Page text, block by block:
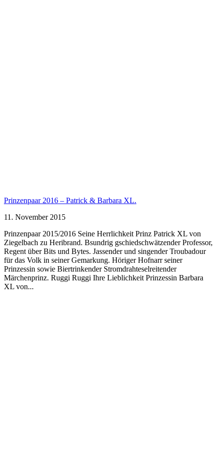
Prinzenpaar 2016 – Patrick & Barbara XL.
11. November 2015
Prinzenpaar 2015/2016 Seine Herrlichkeit Prinz Patrick XL von
Ziegelbach zu Heribrand. Bsundrig gschiedschwätzender Professor,
Regent über Bits und Bytes. Jassender und singender Troubadour
für das Volk in seiner Gemarkung. Höriger Hofnarr seiner
Prinzessin sowie Biertrinkender Stromdrahteselreitender
Märchenprinz. Ruggi Ruggi Ihre Lieblichkeit Prinzessin Barbara
XL von...